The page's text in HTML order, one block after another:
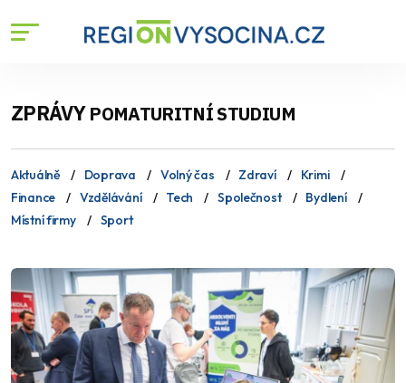
ZPRÁVYPOMATURITNÍ STUDIUM
Aktuálně Doprava Volný čas Zdraví
Krimi
Finance
Vzdělávání Tech Společnost
Bydlení
Místní firmy
Sport